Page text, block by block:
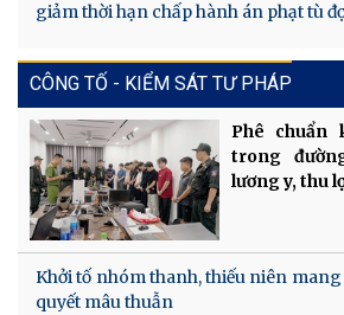
giảm thời hạn chấp hành án phạt tù
CÔNG TỐ - KIỂM SÁT TƯ PHÁP
Phê chuẩn
trong
lương y, thu
Khởi tố nhóm thanh, thiếu niên mang
quyết mâu thuẫn